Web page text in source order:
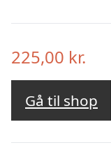
225,00 kr.
Gå til shop